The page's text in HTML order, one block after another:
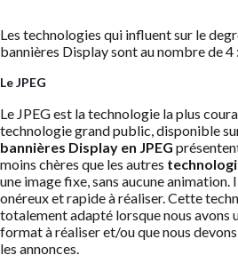
Les technologies qui influent sur le
bannières Display sont au nombre de 4 :
Le JPEG
Le JPEG est la technologie la plus
technologie grand public, disponible
bannières Display en JPEG
moins chères que les autres
une image fixe, sans aucune animation.
onéreux et rapide à réaliser. Cette
totalement adapté lorsque nous avons
format à réaliser et/ou que nous
les annonces.